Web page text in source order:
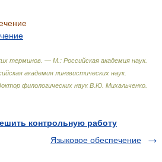
терминов. — М.: Российская академия наук.
академия лингвистических наук.
филологических наук В.Ю. Михальченко
контрольную работу
Языковое обеспечение